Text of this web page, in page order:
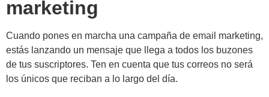
marketing
Cuando pones en marcha una campaña de email marketing,
estás lanzando un mensaje que llega a todos los buzones
de tus suscriptores. Ten en cuenta que tus correos no será
los únicos que reciban a lo largo del día.